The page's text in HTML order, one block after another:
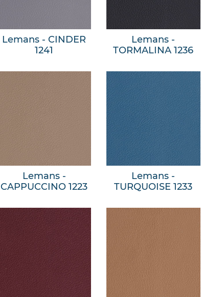
Lemans - CINDER
1241
Lemans -
TORMALINA 1236
Lemans -
CAPPUCCINO 1223
Lemans -
TURQUOISE 1233